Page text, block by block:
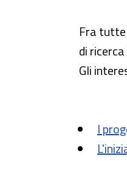
Fra
di
Gli
I